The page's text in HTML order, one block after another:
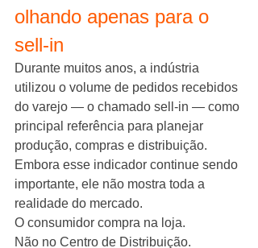
olhando apenas para o
sell-in
Durante muitos anos, a indústria
utilizou o volume de pedidos recebidos
do varejo — o chamado sell-in — como
principal referência para planejar
produção, compras e distribuição.
Embora esse indicador continue sendo
importante, ele não mostra toda a
realidade do mercado.
O consumidor compra na loja.
Não no Centro de Distribuição.